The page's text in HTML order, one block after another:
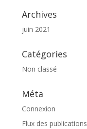
Archives
juin 2021
Catégories
Non classé
Méta
Connexion
Flux des publications